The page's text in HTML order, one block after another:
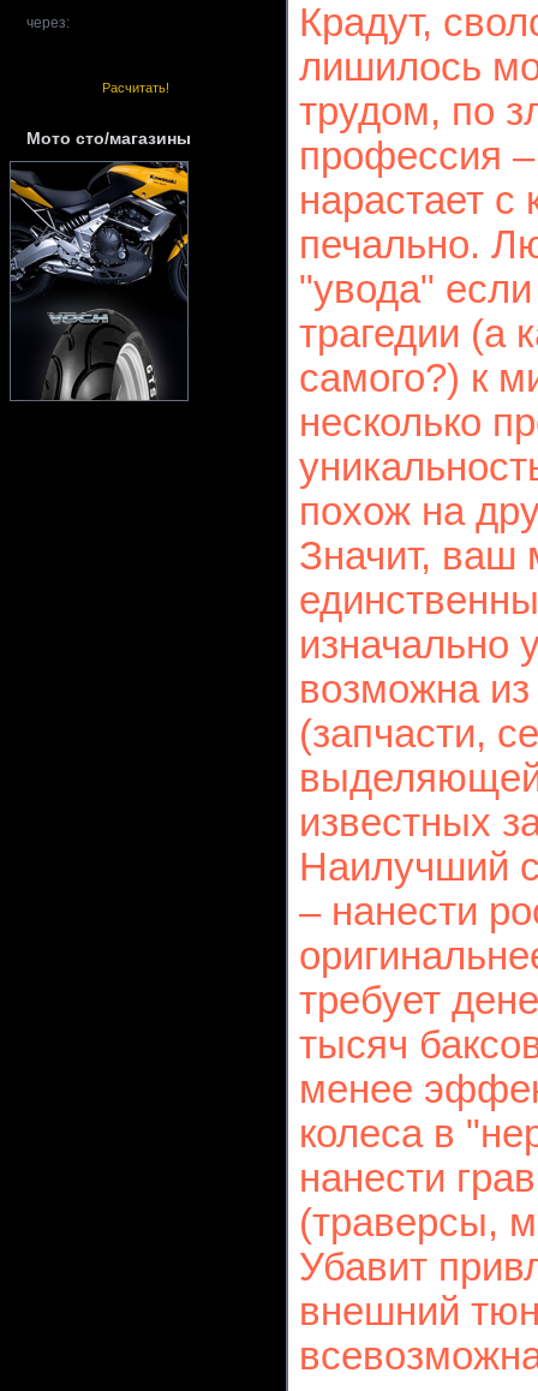
через:
Расчитать!
Мото сто/магазины
Крадут,
лишилось
трудом, по
профессия
нарастает
печально.
"увода"
трагедии (а
самого?) к
несколько
похож на
Значит, ваш
изначально
возможна
(запчасти,
известных
Наилучший
– нанести
требует
тысяч
менее
колеса в
нанести
(траверсы,
Убавит
внешний